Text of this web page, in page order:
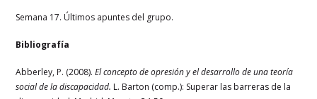
Semana 17. Últimos apuntes del grupo.
Bibliografía
Abberley, P. (2008).El concepto de opresión y el desarrollo de una teoría
social de la discapacidad. L. Barton (comp.): Superar las barreras de la